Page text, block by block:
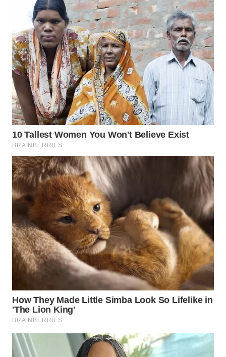
SELATAN
WN
TANJUNG
LESUNG
WN
KARO
WN
SIMALUNGUN
WN
LABUHANBATU
WN
TAPANULI
WN DELI
SERDANG
WN
TINGGI
WN
PAKPAK